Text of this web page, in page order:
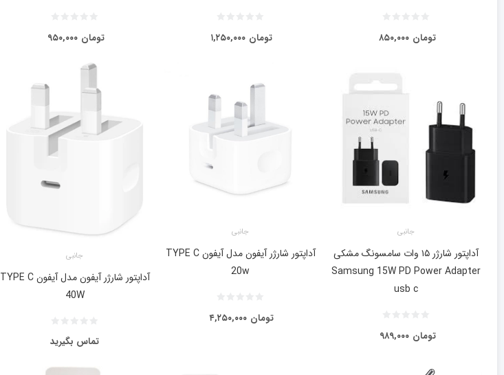
۸۵۰,۰۰۰ تومان ۱,۲۵۰,۰۰۰ تومان ۹۵۰,۰۰۰ تومان
جانبی
آداپتور شارژر ۱۵ وات سامسونگ مشکی
Samsung 15W PD Power Adapter
usb c
۹۸۹,۰۰۰ تومان
جانبی
آداپتور شارژر آیفون مدل آیفون TYPE C
20w
۴,۲۵۰,۰۰۰ تومان
جانبی
آداپتور شارژر آیفون مدل آیفون TYPE C
40W
تماس بگیرید